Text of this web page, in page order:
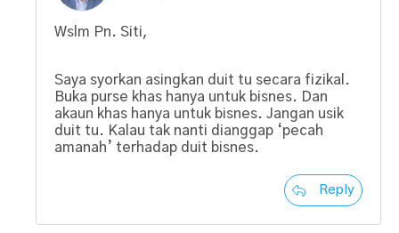
Wslm Pn. Siti,
Saya syorkan asingkan duit tu secara fizikal.
Buka purse khas hanya untuk bisnes. Dan
akaun khas hanya untuk bisnes. Jangan usik
duit tu. Kalau tak nanti dianggap ‘pecah
amanah’ terhadap duit bisnes.
Reply